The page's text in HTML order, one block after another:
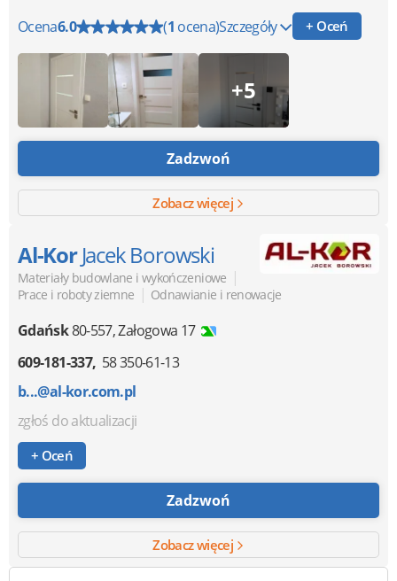
Ocena6.0 (1 ocena)Szczegóły + Oceń
+5
Zadzwoń
Zobacz więcej
Al-Kor Jacek Borowski
Materiały budowlane i wykończeniowe |
Prace i roboty ziemne | Odnawianie i renowacje
Gdańsk80-557,Załogowa 17
609-181-337 58 350-61-13
b...@al-kor.com.pl
zgłoś do aktualizacji
+ Oceń
Zadzwoń
Zobacz więcej